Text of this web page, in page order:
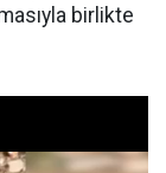
birlikte